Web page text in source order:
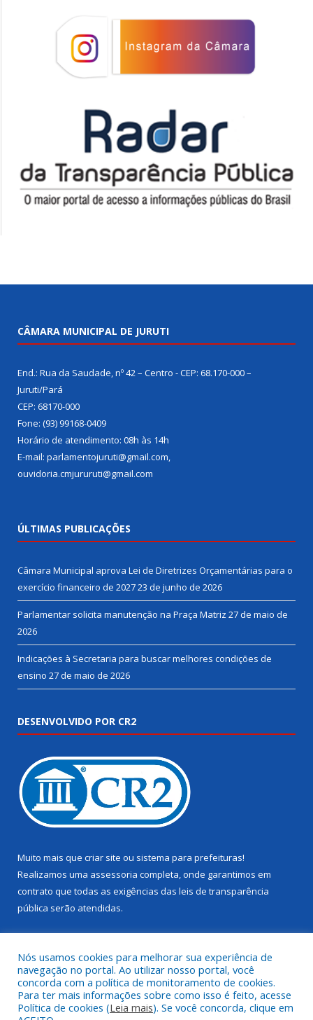
CÂMARA MUNICIPAL DE JURUTI
End.: Rua da Saudade, nº 42 – Centro - CEP: 68.170-000 –
Juruti/Pará
CEP: 68170-000
Fone: (93) 99168-0409
Horário de atendimento: 08h às 14h
E-mail: parlamentojuruti@gmail.com,
ouvidoria.cmjururuti@gmail.com
ÚLTIMAS PUBLICAÇÕES
Câmara Municipal aprova Lei de Diretrizes Orçamentárias para o
exercício financeiro de 202723 de junho de 2026
Parlamentar solicita manutenção na Praça Matriz 27 de maio de
2026
Indicações à Secretaria para buscar melhores condições de
ensino 27 de maio de 2026
DESENVOLVIDO POR CR2
Muito mais que criar site ou sistema para prefeituras!
Realizamos uma assessoria completa, onde garantimos em
contrato que todas as exigências das leis de transparência
pública serão atendidas.
Todos os direitos reservados a Câmara Municipal de Juruti.
Nós usamos cookies para melhorar sua experiência de
navegação no portal. Ao utilizar nosso portal, você
concorda com a política de monitoramento de cookies.
Para ter mais informações sobre como isso é feito, acesse
Política de cookies (Leia mais). Se você concorda, clique em